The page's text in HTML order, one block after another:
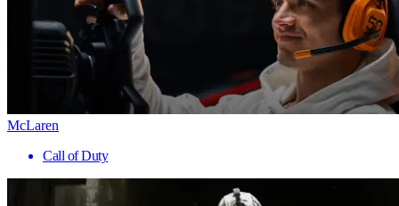
McLaren
Call of Duty